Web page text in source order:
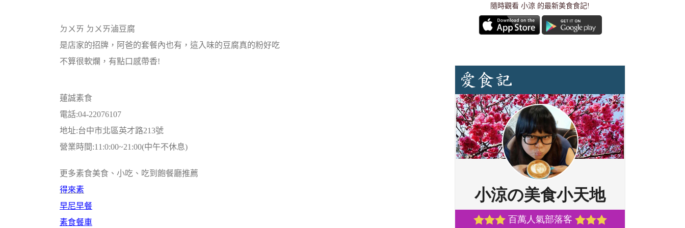
ㄉㄨㄞ ㄉㄨㄞ滷豆腐
是店家的招牌，阿爸的套餐內也有，這入味的豆腐真的粉好吃
不算很軟爛，有點口感帶香!
蓮誠素食
電話:04-22076107
地址:台中市北區英才路213號
營業時間:11:0:00~21:00(中午不休息)
更多素食美食、小吃、吃到飽餐廳推薦
得來素
早尼早餐
素食餐車
隨時觀看 小涼 的最新美食食記!